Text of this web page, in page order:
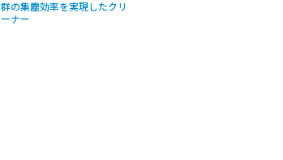
群の集塵効率を実現したクリ
ーナー